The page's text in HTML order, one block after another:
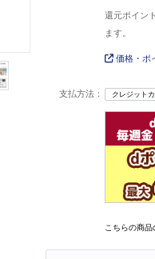
還元ポイン
ます。
価格・ポ
支払方法： クレジット
こちらの商